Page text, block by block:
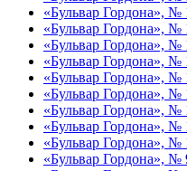
«Бульвар Гордона», №
«Бульвар Гордона», №
«Бульвар Гордона», №
«Бульвар Гордона», №
«Бульвар Гордона», №
«Бульвар Гордона», №
«Бульвар Гордона», №
«Бульвар Гордона», №
«Бульвар Гордона», №
«Бульвар Гордона», №